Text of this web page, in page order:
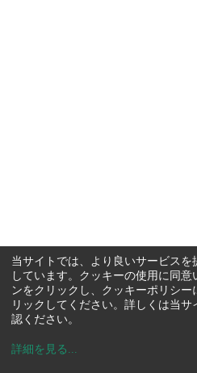
当サイトでは、より良いサービス
しています。クッキーの使用に同
ンをクリックし、クッキーポリシ
リックしてください。詳しくは当サ
認ください。
詳細を見る ...